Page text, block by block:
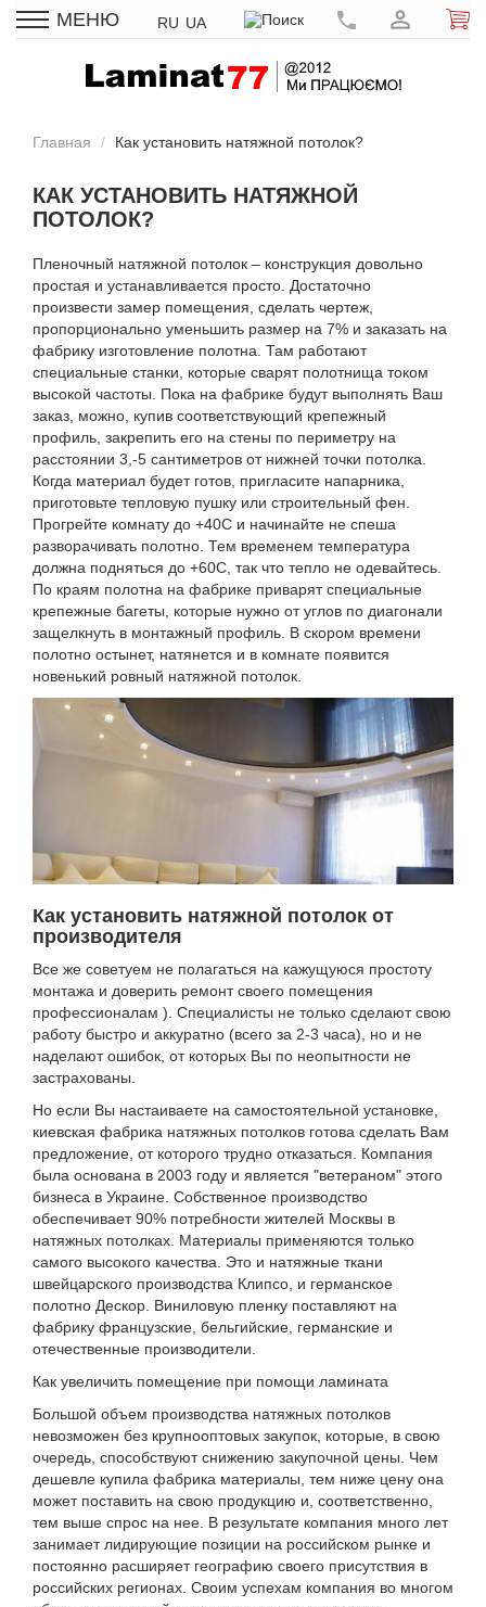
МЕНЮ RU UA
Главная Как установить натяжной потолок?
КАК УСТАНОВИТЬ НАТЯЖНОЙ
ПОТОЛОК?
Пленочный натяжной потолок – конструкция довольно
простая и устанавливается просто. Достаточно
произвести замер помещения, сделать чертеж,
пропорционально уменьшить размер на 7% и заказать на
фабрику изготовление полотна. Там работают
специальные станки, которые сварят полотнища током
высокой частоты. Пока на фабрике будут выполнять Ваш
заказ, можно, купив соответствующий крепежный
профиль, закрепить его на стены по периметру на
расстоянии 3,-5 сантиметров от нижней точки потолка.
Когда материал будет готов, пригласите напарника,
приготовьте тепловую пушку или строительный фен.
Прогрейте комнату до +40С и начинайте не спеша
разворачивать полотно. Тем временем температура
должна подняться до +60С, так что тепло не одевайтесь.
По краям полотна на фабрике приварят специальные
крепежные багеты, которые нужно от углов по диагонали
защелкнуть в монтажный профиль. В скором времени
полотно остынет, натянется и в комнате появится
новенький ровный натяжной потолок.
Как установить натяжной потолок от
производителя
Все же советуем не полагаться на кажущуюся простоту
монтажа и доверить ремонт своего помещения
профессионалам ). Специалисты не только сделают свою
работу быстро и аккуратно (всего за 2-3 часа), но и не
наделают ошибок, от которых Вы по неопытности не
застрахованы.
Но если Вы настаиваете на самостоятельной установке,
киевская фабрика натяжных потолков готова сделать Вам
предложение, от которого трудно отказаться. Компания
была основана в 2003 году и является "ветераном" этого
бизнеса в Украине. Собственное производство
обеспечивает 90% потребности жителей Москвы в
натяжных потолках. Материалы применяются только
самого высокого качества. Это и натяжные ткани
швейцарского производства Клипсо, и германское
полотно Дескор. Виниловую пленку поставляют на
фабрику французские, бельгийские, германские и
отечественные производители.
Как увеличить помещение при помощи ламината
Большой объем производства натяжных потолков
невозможен без крупнооптовых закупок, которые, в свою
очередь, способствуют снижению закупочной цены. Чем
дешевле купила фабрика материалы, тем ниже цену она
может поставить на свою продукцию и, соответственно,
тем выше спрос на нее. В результате компания много лет
занимает лидирующие позиции на российском рынке и
постоянно расширяет географию своего присутствия в
российских регионах. Своим успехам компания во многом